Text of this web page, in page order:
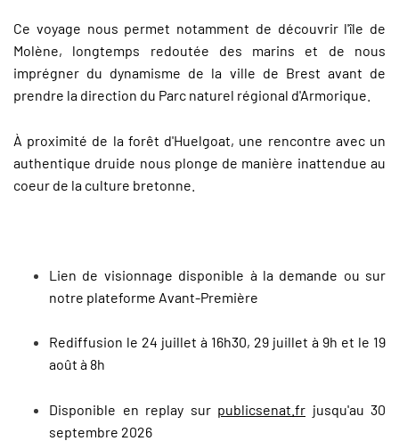
Ce voyage nous permet notamment de découvrir l'île de
Molène, longtemps redoutée des marins et de nous
imprégner du dynamisme de la ville de Brest avant de
prendre la direction du Parc naturel régional d'Armorique.
À proximité de la forêt d'Huelgoat, une rencontre avec un
authentique druide nous plonge de manière inattendue au
coeur de la culture bretonne.
Lien de visionnage disponible à la demande ou sur
notre plateforme Avant-Première
Rediffusion le 24 juillet à 16h30, 29 juillet à 9h et le 19
août à 8h
Disponible en replay sur publicsenat.fr jusqu'au 30
septembre 2026